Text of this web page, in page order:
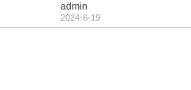
admin
2024-6-19